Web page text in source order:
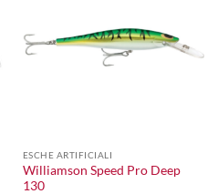
ESCHE ARTIFICIALI
Williamson Speed Pro Deep
130